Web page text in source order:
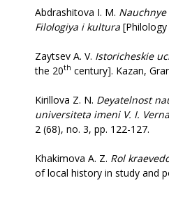
Abdrashitova I. M. Nauchnye
Filologiya i kultura
Zaytsev A. V. Istoricheskie
the 20th century]. Kazan,
Kirillova Z. N. Deyatelnost
universiteta imeni V. I.
2 (68), no. 3, рр. 122-127.
Khakimova A. Z. Rol
of local history in study and